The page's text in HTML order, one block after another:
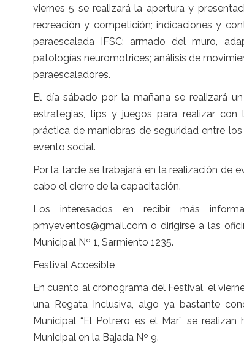
viernes 5 se realizará la apertura y
recreación y competición; indicaciones y
paraescalada IFSC; armado del muro,
patologías neuromotrices; análisis de
paraescaladores.
El día sábado por la mañana se realizará
estrategias, tips y juegos para realizar
práctica de maniobras de seguridad entre
evento social.
Por la tarde se trabajará en la realización de
cabo el cierre de la capacitación.
Los interesados en recibir más
pmyeventos@gmail.com o dirigirse a las
Municipal Nº 1, Sarmiento 1235.
Festival Accesible
En cuanto al cronograma del Festival, el
una Regata Inclusiva, algo ya bastante
Municipal “El Potrero es el Mar” se
Municipal en la Bajada Nº 9.